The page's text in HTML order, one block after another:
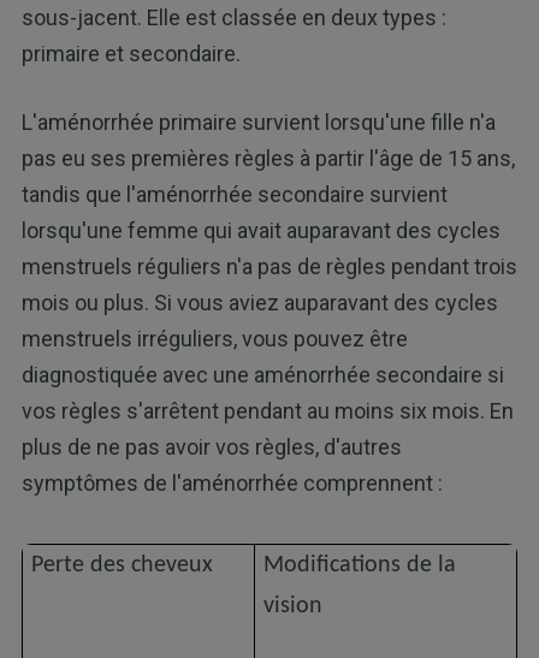
sous-jacent. Elle est classée en deux types :
primaire et secondaire.
L'aménorrhée primaire survient lorsqu'une fille n'a
pas eu ses premières règles à partir l'âge de 15 ans,
tandis que l'aménorrhée secondaire survient
lorsqu'une femme qui avait auparavant des cycles
menstruels réguliers n'a pas de règles pendant trois
mois ou plus. Si vous aviez auparavant des cycles
menstruels irréguliers, vous pouvez être
diagnostiquée avec une aménorrhée secondaire si
vos règles s'arrêtent pendant au moins six mois. En
plus de ne pas avoir vos règles, d'autres
symptômes de l'aménorrhée comprennent :
Perte des cheveux
Modifications de la
vision